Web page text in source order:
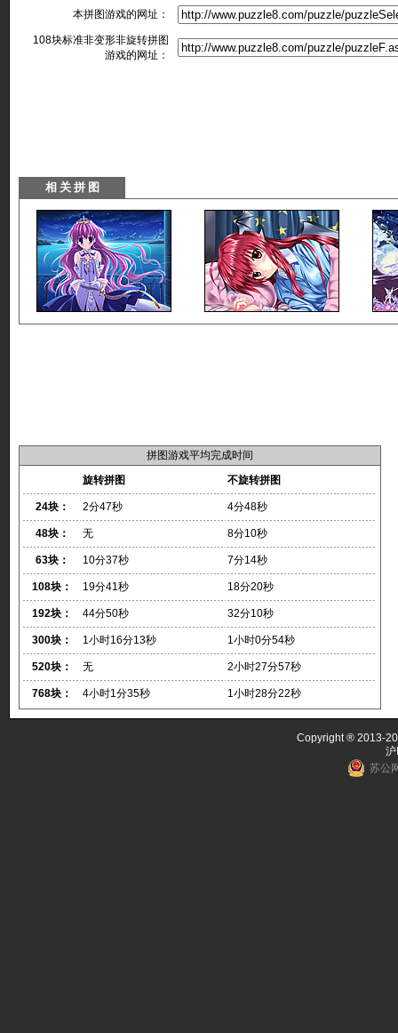
本拼图游戏的网址：
108块标准非变形非旋转拼图
游戏的网址：
拼图游戏平均完成时间
旋转拼图
不旋转拼图
24块： 2分47秒 4分48秒
48块： 无 8分10秒
63块： 10分37秒 7分14秒
108块： 19分41秒 18分20秒
192块： 44分50秒 32分10秒
300块： 1小时16分13秒 1小时0分54秒
520块： 无 2小时27分57秒
768块： 4小时1分35秒 1小时28分22秒
Copyright ® 2013-
苏公